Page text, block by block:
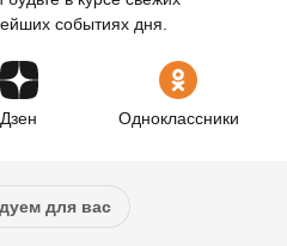
событиях дня.
Дзен Одноклассники
для вас